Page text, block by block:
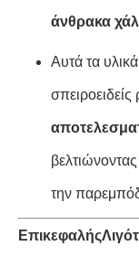
άνθρακα
Αυτά τα
την
Επικεφαλής